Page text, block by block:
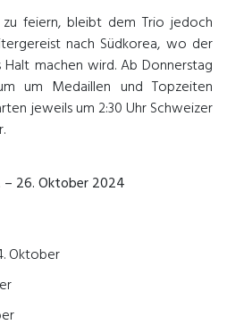
feiern, bleibt dem Trio jedoch
nach Südkorea, wo der
machen wird. Ab Donnerstag
um Medaillen und Topzeiten
jeweils um 2:30 Uhr Schweizer
– 26. Oktober 2024
Oktober